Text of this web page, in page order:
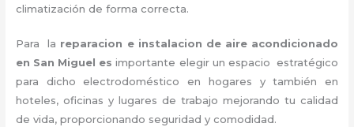
climatización de forma correcta.
Para la reparacion e instalacion de aire acondicionado
en San Miguel esimportante elegir un espacio estratégico
para dicho electrodoméstico en hogares y también en
hoteles, oficinas y lugares de trabajo mejorando tu calidad
de vida, proporcionando seguridad y comodidad.